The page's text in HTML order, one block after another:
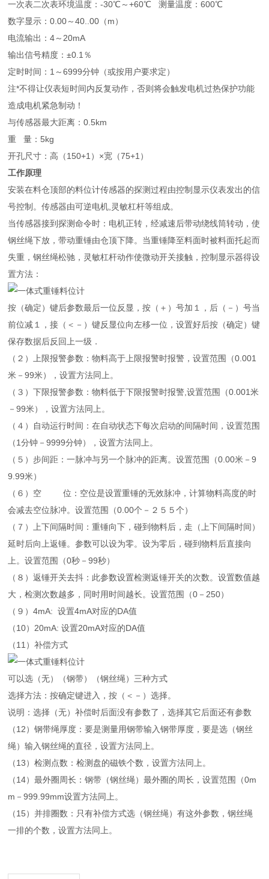
一次表二次表环境温度：-30℃～+60℃ 测量温度：600℃
数字显示：0.00～40..00（m）
电流输出：4～20mA
输出信号精度：±0.1％
定时时间：1～6999分钟（或按用户要求定）
注*不得让仪表短时间内反复动作，否则将会触发电机过热保护功能
造成电机紧急制动！
与传感器最大距离：0.5km
重 量：5kg
开孔尺寸：高（150+1）×宽（75+1）
工作原理
安装在料仓顶部的料位计传感器的探测过程由控制显示仪表发出的信
号控制。传感器由可逆电机,灵敏杠杆等组成。
当传感器接到探测命令时：电机正转，经减速后带动绕线筒转动，使
钢丝绳下放，带动重锤由仓顶下降。当重锤降至料面时被料面托起而
失重，钢丝绳松驰，灵敏杠杆动作使微动开关接触，控制显示器得设
置方法：
按（确定）键后参数最后一位反显，按（＋）号加１，后（－）号当
前位减１，接（＜－）键反显位向左移一位，设置好后按（确定）键
保存数据后反回上一级．
（２）上限报警参数：物料高于上限报警时报警，设置范围（0.001
米－99米），设置方法同上。
（３）下限报警参数：物料低于下限报警时报警,设置范围（0.001米
－99米），设置方法同上。
（４）自动运行时间：在自动状态下每次启动的间隔时间，设置范围
（1分钟－9999分钟），设置方法同上。
（５）步间距：一脉冲与另一个脉冲的距离。设置范围（0.00米－9
9.99米）
（６）空 位：空位是设置重锤的无效脉冲，计算物料高度的时
会减去空位脉冲。设置范围（0.00个－２５５个）
（７）上下间隔时间：重锤向下，碰到物料后，走（上下间隔时间）
延时后向上返锤。参数可以设为零。设为零后，碰到物料后直接向
上。设置范围（0秒－99秒）
（８）返锤开关去抖：此参数设置检测返锤开关的次数。设置数值越
大，检测次数越多，同时用时间越长。设置范围（0－250）
（９）4mA: 设置4mA对应的DA值
（10）20mA: 设置20mA对应的DA值
（11）补偿方式
可以选（无）（钢带）（钢丝绳）三种方式
选择方法：按确定键进入，按（＜－）选择。
说明：选择（无）补偿时后面没有参数了，选择其它后面还有参数
（12）钢带绳厚度：要是测量用钢带输入钢带厚度，要是选（钢丝
绳）输入钢丝绳的直径，设置方法同上。
（13）检测点数：检测盘的磁铁个数，设置方法同上。
（14）最外圈周长：钢带（钢丝绳）最外圈的周长，设置范围（0m
m－999.99mm设置方法同上。
（15）并排圈数：只有补偿方式选（钢丝绳）有这外参数，钢丝绳
一排的个数，设置方法同上。